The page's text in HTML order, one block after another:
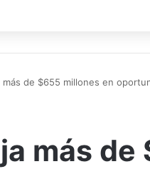
más de $655 millones en
más